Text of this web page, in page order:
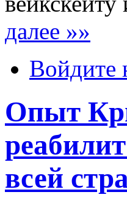
далее »»
Войдите
Опыт
всей